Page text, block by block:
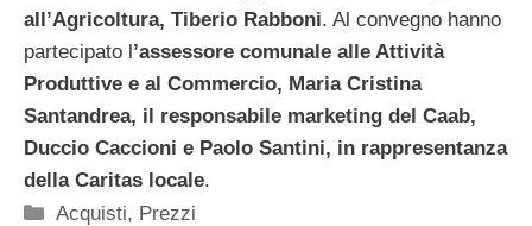
all’Agricoltura, Tiberio Rabboni. Al convegno hanno
partecipato l’assessore comunale alle Attività
Produttive e al Commercio, Maria Cristina
Santandrea, il responsabile marketing del Caab,
Duccio Caccioni e Paolo Santini, in rappresentanza
della Caritas locale.
Categorie
Acquisti, Prezzi